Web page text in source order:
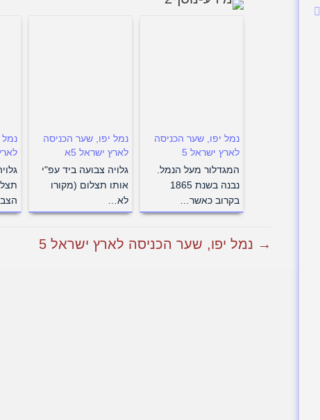
נמל יפו, שער הכניסה
לארץ ישראל 5
המגדלור מעל הנמל.
נבנה בשנת 1865
בקרוב כאשר…
נמל יפו, שער הכניסה
לארץ ישראל 5א
גלויה צבועה ביד עפ"י
אותו תצלום (מקורו
לא…
נמל
→ נמל יפו, שער הכניסה לארץ ישראל 5